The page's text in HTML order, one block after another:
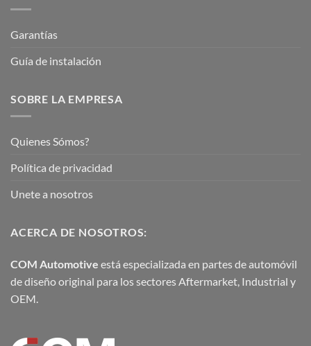
Garantías
Guía de instalación
SOBRE LA EMPRESA
Quienes Sómos?
Política de privacidad
Unete a nosotros
ACERCA DE NOSOTROS:
COM Automotive está especializada en partes de automóvil
de diseño original para los sectores Aftermarket, Industrial y
OEM.